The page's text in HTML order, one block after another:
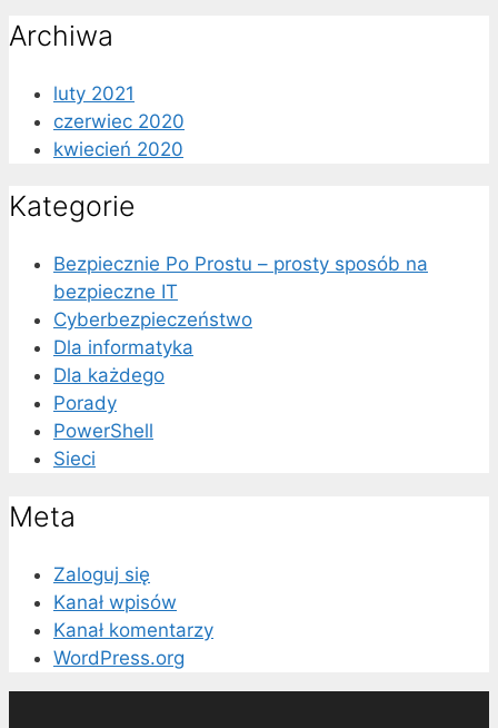
Archiwa
luty 2021
czerwiec 2020
kwiecień 2020
Kategorie
Bezpiecznie Po Prostu – prosty sposób na
bezpieczne IT
Cyberbezpieczeństwo
Dla informatyka
Dla każdego
Porady
PowerShell
Sieci
Meta
Zaloguj się
Kanał wpisów
Kanał komentarzy
WordPress.org